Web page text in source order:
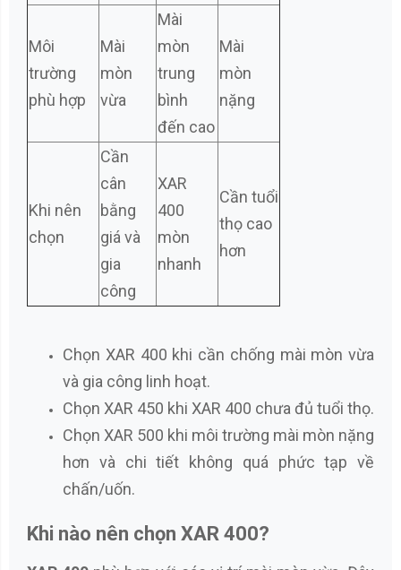
Môi
trường
phù hợp
Mài
mòn
vừa
Mài
mòn
trung
bình
đến cao
Mài
mòn
nặng
Khi nên
chọn
Cần
cân
bằng
giá và
gia
công
XAR
400
mòn
nhanh
Cần tuổi
thọ cao
hơn
Chọn XAR 400 khi cần chống mài mòn vừa
và gia công linh hoạt.
Chọn XAR 450 khi XAR 400 chưa đủ tuổi thọ.
Chọn XAR 500 khi môi trường mài mòn nặng
hơn và chi tiết không quá phức tạp về
chấn/uốn.
Khi nào nên chọn XAR 400?